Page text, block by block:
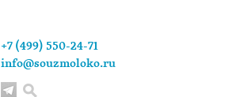
+7 (499) 550-24-71
info@souzmoloko.ru